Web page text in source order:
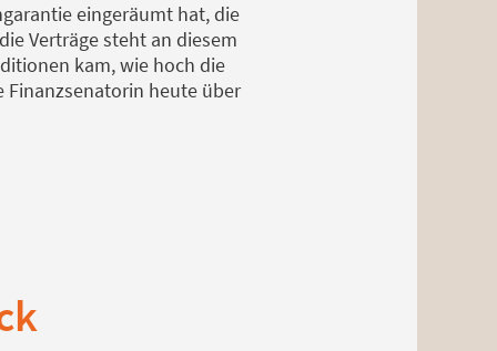
eingeräumt hat, die
Verträge steht an diesem
kam, wie hoch die
Finanzsenatorin heute über